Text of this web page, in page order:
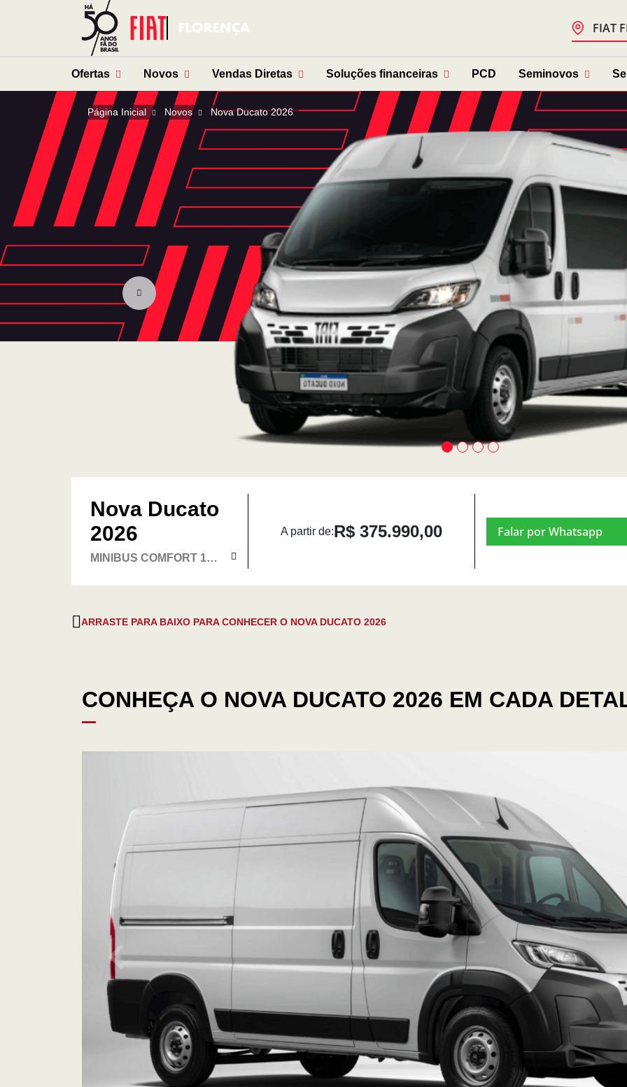
FIAT
Ofertas Novos Vendas Diretas Soluções financeiras PCD Seminovos
Página Inicial Novos Nova Ducato 2026
Nova Ducato
2026
MINIBUS COMFORT 18L
A partir de:R$ 375.990,00 Falar por Whatsapp
ARRASTE PARA BAIXO PARA CONHECER O NOVA DUCATO 2026
CONHEÇA O NOVA DUCATO 2026 EM CADA